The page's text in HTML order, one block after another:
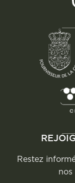
Restez